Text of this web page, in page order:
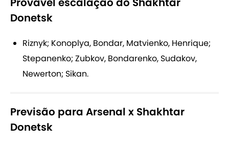
Donetsk
Riznyk; Konoplya, Bondar, Matvienko, Henrique;
Stepanenko; Zubkov, Bondarenko, Sudakov,
Newerton; Sikan.
Previsão para Arsenal x Shakhtar
Donetsk